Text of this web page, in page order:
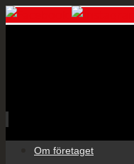
Om företaget